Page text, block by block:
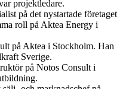
projektledare.
på det nystartade företaget
roll på Aktea Energy i
på Aktea i Stockholm. Han
Sverige.
på Notos Consult i